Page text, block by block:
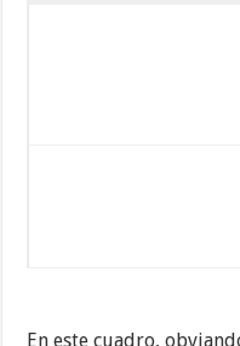
En este cuadro,